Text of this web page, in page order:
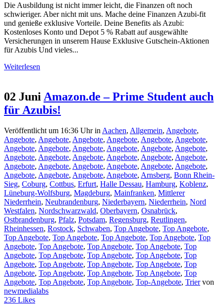
Die Ausbildung ist nicht immer leicht, die Finanzen oft noch
schwieriger. Aber nicht mit uns. Mache deine Finanzen Azubi-fit
und genieße exklusive Vorteile. Deine Benefits als Azubi:
Kostenloses Konto und Depot 5 % Rabatt auf ausgewählte
Versicherungen in unserem Hause Exklusive Gutschein-Aktionen
für Azubis Und vieles...
Weiterlesen
02 Juni Amazon.de – Prime Student auch
für Azubis!
Veröffentlicht um 16:36 UhrinAachen, Allgemein, Angebote,
Angebote, Angebote, Angebote, Angebote, Angebote, Angebote,
Angebote, Angebote, Angebote, Angebote, Angebote, Angebote,
Angebote, Angebote, Angebote, Angebote, Angebote, Angebote,
Angebote, Angebote, Angebote, Angebote, Angebote, Angebote,
Angebote, Angebote, Angebote, Angebote, Arnsberg, Bonn Rhein-
Sieg, Coburg, Cottbus, Erfurt, Halle Dessau, Hamburg, Koblenz,
Lüneburg-Wolfsburg, Magdeburg, Mainfranken, Mittlerer
Niederrhein, Neubrandenburg, Niederbayern, Niederrhein, Nord
Westfalen, Nordschwarzwald, Oberbayern, Osnabrück,
Ostbrandenburg, Pfalz, Potsdam, Regensburg, Reutlingen,
Rheinhessen, Rostock, Schwaben, Top Angebote, Top Angebote,
Top Angebote, Top Angebote, Top Angebote, Top Angebote, Top
Angebote, Top Angebote, Top Angebote, Top Angebote, Top
Angebote, Top Angebote, Top Angebote, Top Angebote, Top
Angebote, Top Angebote, Top Angebote, Top Angebote, Top
Angebote, Top Angebote, Top Angebote, Top Angebote, Top
Angebote, Top Angebote, Top Angebote, Top-Angebote, Trier von
newmedialabs
236 Likes